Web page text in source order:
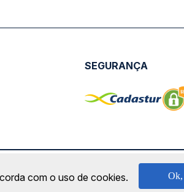
SEGURANÇA
0001-57 |
com o uso de cookies. Ok,